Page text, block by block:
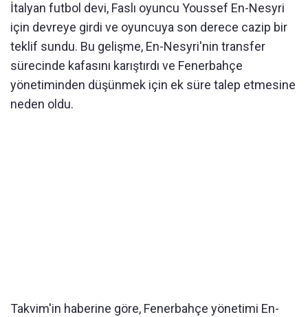
İtalyan futbol devi, Faslı oyuncu Youssef En-Nesyri
için devreye girdi ve oyuncuya son derece cazip bir
teklif sundu. Bu gelişme, En-Nesyri'nin transfer
sürecinde kafasını karıştırdı ve Fenerbahçe
yönetiminden düşünmek için ek süre talep etmesine
neden oldu.
Takvim'in haberine göre, Fenerbahçe yönetimi En-